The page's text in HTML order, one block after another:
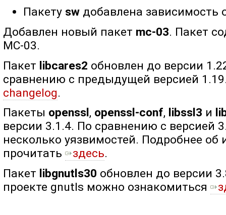
Пакету sw добавлена зависимость
Добавлен новый пакет mc-03. Пакет
MC-03.
Пакет libcares2 обновлен до версии
сравнению с предыдущей версией
changelog.
Пакеты openssl, openssl-conf, libssl3 и
версии 3.1.4. По сравнению с версией
несколько уязвимостей. Подробнее
прочитать здесь.
Пакет libgnutls30 обновлен до версии
проекте gnutls можно ознакомиться